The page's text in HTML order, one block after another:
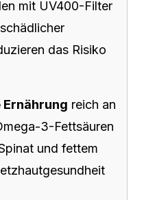
mit UV400-Filter
das Risiko
Ernährung reich an
3-Fettsäuren
und fettem